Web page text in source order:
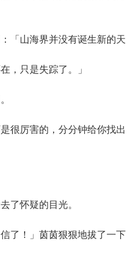
山海界并没有诞生新的天
，只是失踪了。」
厉害的，分分钟给你找出
怀疑的目光。
！」茵茵狠狠地拔了一下